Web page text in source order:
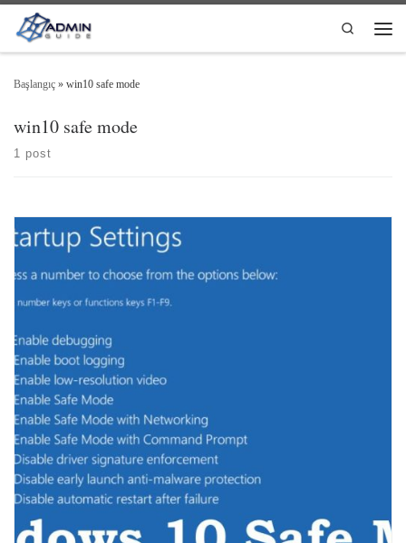
Skip to content
Search
Başlangıç » win10 safe mode
win10 safe mode
1 post